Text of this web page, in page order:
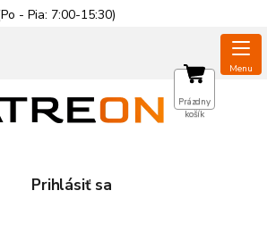
Prihlásiť sa
NÁKUPNÝ
KOŠÍK
Prázdny
košík